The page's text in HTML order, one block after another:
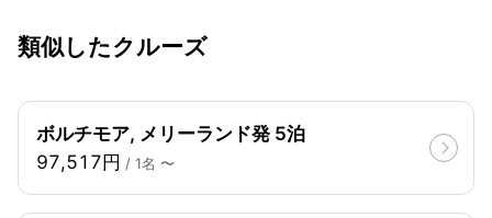
類似したクルーズ
ボルチモア, メリーランド発 5泊
97,517円 / 1名 〜